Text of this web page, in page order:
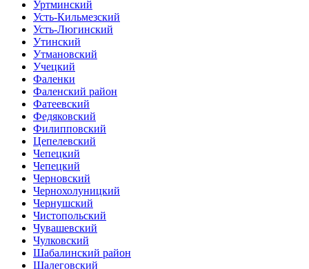
Уртминский
Усть-Кильмезский
Усть-Люгинский
Утинский
Утмановский
Учецкий
Фаленки
Фаленский район
Фатеевский
Федяковский
Филипповский
Цепелевский
Чепецкий
Чепецкий
Черновский
Чернохолуницкий
Чернушский
Чистопольский
Чувашевский
Чулковский
Шабалинский район
Шалеговский